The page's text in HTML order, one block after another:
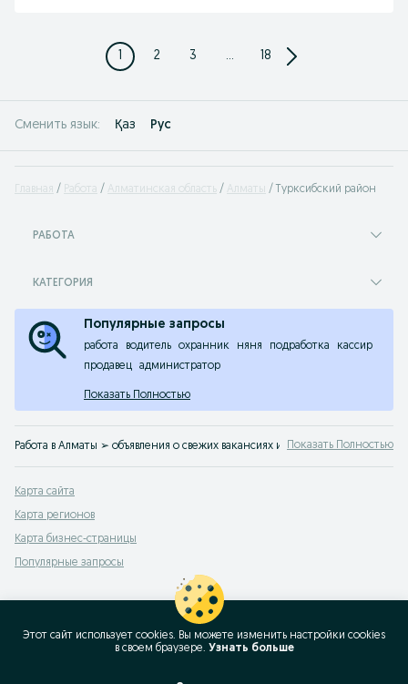
1 2 3 ... 18
Сменить язык: Қаз Рус
Главная Работа Алматинская область Алматы Турксибский район
РАБОТА
КАТЕГОРИЯ
Популярные запросы
работа водитель охранник няня подработка
кассир
продавец
администратор
Показать Полностью
Работа в Алматы ➢ объявления о свежих вакансиях и резюме на OLX.kz.
Показать Полностью
Карта сайта
Карта регионов
Карта бизнес-страницы
Популярные запросы
Этот сайт использует cookies. Вы можете изменить настройки cookies
в своeм браузере. Узнать больше